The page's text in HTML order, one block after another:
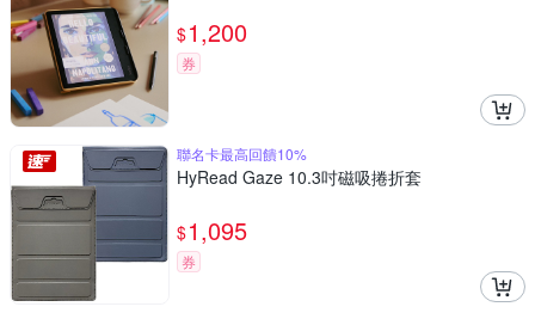
$1,200
券
聯名卡最高回饋10%
HyRead Gaze 10.3吋磁吸捲折套
$1,095
券